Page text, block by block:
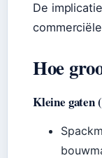
De
Hoe
Kleine gaten